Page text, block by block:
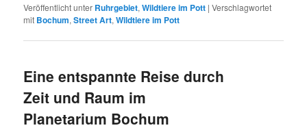
Veröffentlicht unter Ruhrgebiet,Wildtiere im Pott |Verschlagwortet
mit Bochum,Street Art,Wildtiere im Pott
Eine entspannte Reise durch
Zeit und Raum im
Planetarium Bochum